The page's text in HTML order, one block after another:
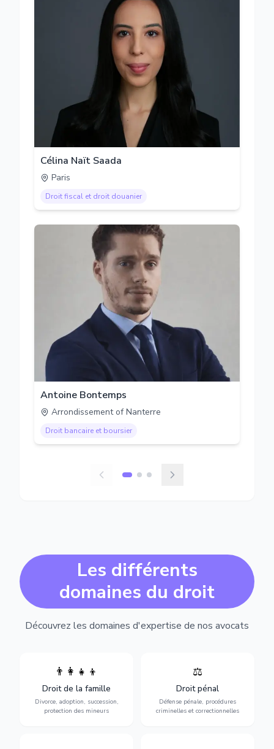
Célina Naït Saada
Paris
Droit fiscal et droit douanier
Antoine Bontemps
Arrondissement of Nanterre
Droit bancaire et boursier
Les différents
domaines du droit
Découvrez les domaines d'expertise de nos avocats
👨‍👩‍👧‍👦
Droit de la famille
Divorce, adoption, succession,
protection des mineurs
Divorce, garde d'enfants,
adoption, succession et
protection des personnes
vulnérables.
⚖️
Droit pénal
Défense pénale, procédures
criminelles et correctionnelles
Expertise en matière pénale,
vue jusqu'au procès, pour
toute affaire correctionnelle
ou criminelle.